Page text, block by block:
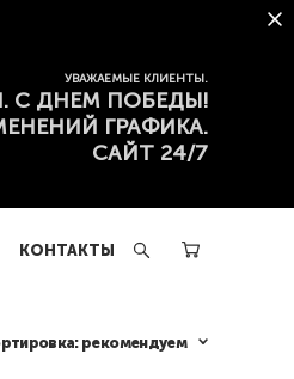
УВАЖАЕМЫЕ КЛИЕНТЫ.
С ДНЕМ ПОБЕДЫ!
ГРАФИКА.
САЙТ 24/7
КОНТАКТЫ
рекомендуем